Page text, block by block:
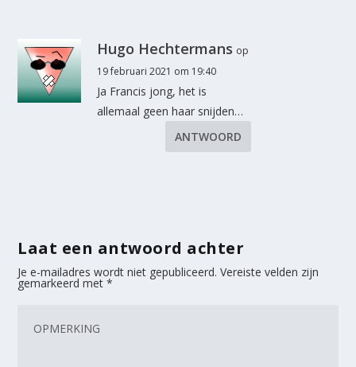
Hugo Hechtermans op
19 februari 2021 om 19:40
Ja Francis jong, het is
allemaal geen haar snijden…
ANTWOORD
Laat een antwoord achter
Je e-mailadres wordt niet gepubliceerd. Vereiste velden zijn
gemarkeerd met*